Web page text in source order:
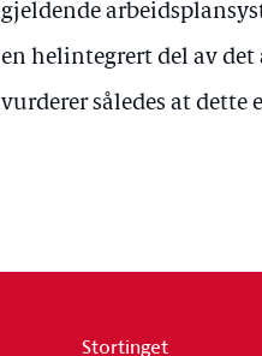
gjeldende
en helintegrert del av
vurderer således at
Stortinget